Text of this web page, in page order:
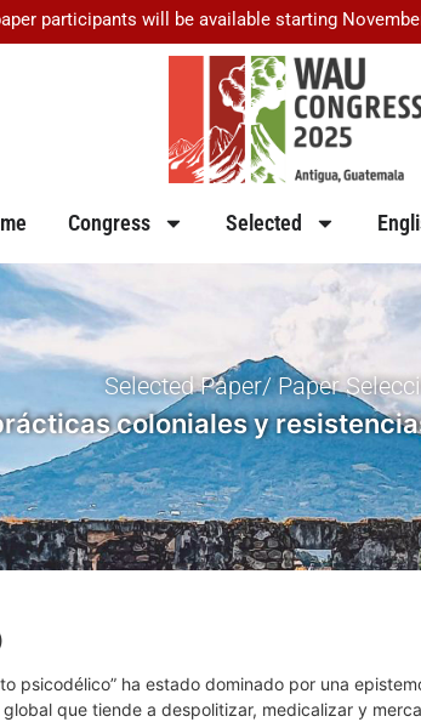
participants will be available starting
Congress Selected
Selected Paper/ Paper
coloniales y
psicodélico” ha estado dominado por una
que tiende a despolitizar, medicalizar y